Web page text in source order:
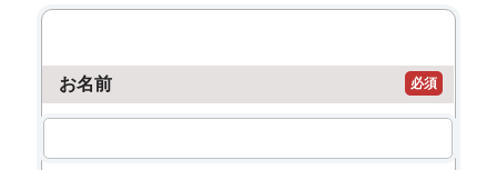
お名前 必須